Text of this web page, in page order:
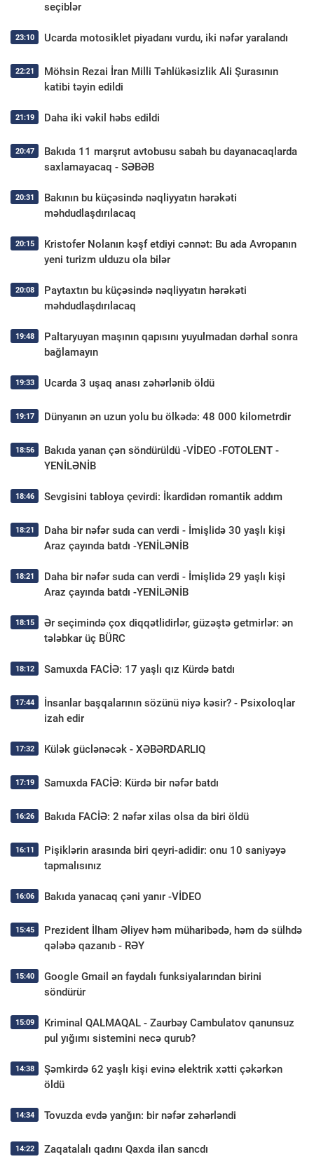
seçiblər
23:10 Ucarda motosiklet piyadanı vurdu, iki nəfər yaralandı
22:21
Möhsin Rezai İran Milli Təhlükəsizlik Ali Şurasının
katibi təyin edildi
21:19 Daha iki vəkil həbs edildi
20:47
Bakıda 11 marşrut avtobusu sabah bu dayanacaqlarda
saxlamayacaq - SƏBƏB
20:31
Bakının bu küçəsində nəqliyyatın hərəkəti
məhdudlaşdırılacaq
20:15
Kristofer Nolanın kəşf etdiyi cənnət: Bu ada Avropanın
yeni turizm ulduzu ola bilər
20:08
Paytaxtın bu küçəsində nəqliyyatın hərəkəti
məhdudlaşdırılacaq
19:48
Paltaryuyan maşının qapısını yuyulmadan dərhal sonra
bağlamayın
19:33 Ucarda 3 uşaq anası zəhərlənib öldü
19:17 Dünyanın ən uzun yolu bu ölkədə: 48 000 kilometrdir
18:56
Bakıda yanan çən söndürüldü -VİDEO -FOTOLENT -
YENİLƏNİB
18:46 Sevgisini tabloya çevirdi: İkardidən romantik addım
18:21
Daha bir nəfər suda can verdi - İmişlidə 30 yaşlı kişi
Araz çayında batdı -YENİLƏNİB
18:21
Daha bir nəfər suda can verdi - İmişlidə 29 yaşlı kişi
Araz çayında batdı -YENİLƏNİB
18:15
Ər seçimində çox diqqətlidirlər, güzəştə getmirlər: ən
tələbkar üç BÜRC
18:12 Samuxda FACİƏ: 17 yaşlı qız Kürdə batdı
17:44
İnsanlar başqalarının sözünü niyə kəsir? - Psixoloqlar
izah edir
17:32 Külək güclənəcək - XƏBƏRDARLIQ
17:19 Samuxda FACİƏ: Kürdə bir nəfər batdı
16:26 Bakıda FACİƏ: 2 nəfər xilas olsa da biri öldü
16:11
Pişiklərin arasında biri qeyri-adidir: onu 10 saniyəyə
tapmalısınız
16:06 Bakıda yanacaq çəni yanır -VİDEO
15:45
Prezident İlham Əliyev həm müharibədə, həm də sülhdə
qələbə qazanıb - RƏY
15:40
Google Gmail ən faydalı funksiyalarından birini
söndürür
15:09
Kriminal QALMAQAL - Zaurbəy Cambulatov qanunsuz
pul yığımı sistemini necə qurub?
14:38
Şəmkirdə 62 yaşlı kişi evinə elektrik xətti çəkərkən
öldü
14:34 Tovuzda evdə yanğın: bir nəfər zəhərləndi
14:22 Zaqatalalı qadını Qaxda ilan sancdı